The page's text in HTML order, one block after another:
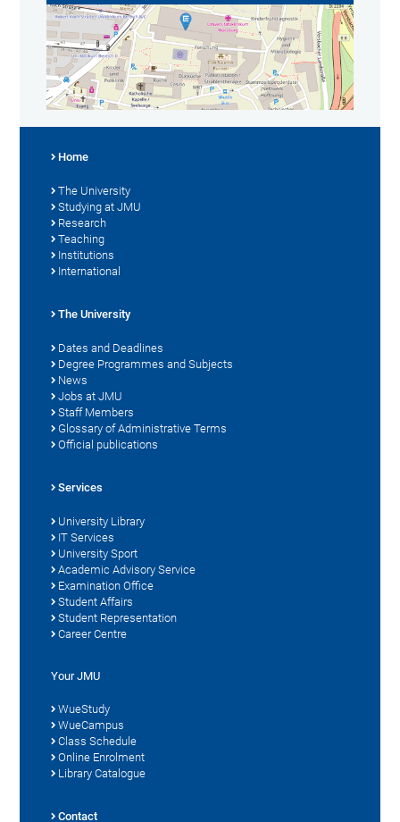
Home
The University
Studying at JMU
Research
Teaching
Institutions
International
The University
Dates and Deadlines
Degree Programmes and Subjects
News
Jobs at JMU
Staff Members
Glossary of Administrative Terms
Official publications
Services
University Library
IT Services
University Sport
Academic Advisory Service
Examination Office
Student Affairs
Student Representation
Career Centre
Your JMU
WueStudy
WueCampus
Class Schedule
Online Enrolment
Library Catalogue
Contact